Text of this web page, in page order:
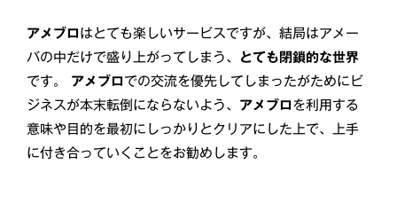
アメブロはとても楽しいサービスですが、結局はアメー
バの中だけで盛り上がってしまう、 とても閉鎖的な世界
です。 アメブロでの交流を優先してしまったがためにビ
ジネスが本末転倒にならないよう、 アメブロを利用する
意味や目的を最初にしっかりとクリアにした上で、上手
に付き合っていくことをお勧めします。